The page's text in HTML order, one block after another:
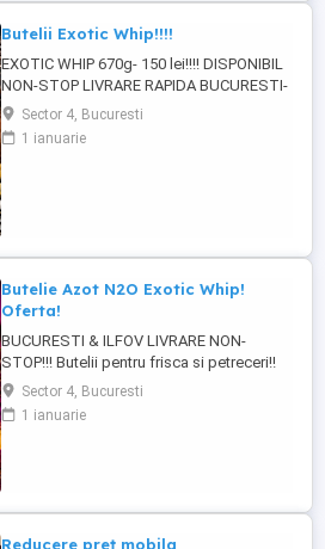
Butelii Exotic Whip!!!!
EXOTIC WHIP 670g- 150 lei!!!! DISPONIBIL
NON-STOP LIVRARE RAPIDA BUCURESTI-
ILFOV!!! PRODUS ORIGINAL CU COD QR
PENTRU VERIFICARE!!!!
Sector 4, Bucuresti
1 ianuarie
Butelie Azot N2O Exotic Whip!
Oferta!
BUCURESTI & ILFOV LIVRARE NON-
STOP!!! Butelii pentru frisca si petreceri!!
Exotic Whip 670g -150 lei Exotic Whip 2KG
-350 lei Produs original se poate verifica
cu cod QR! Pentru mai multe detalii la !!!
Sector 4, Bucuresti
1 ianuarie
Reducere preț mobila